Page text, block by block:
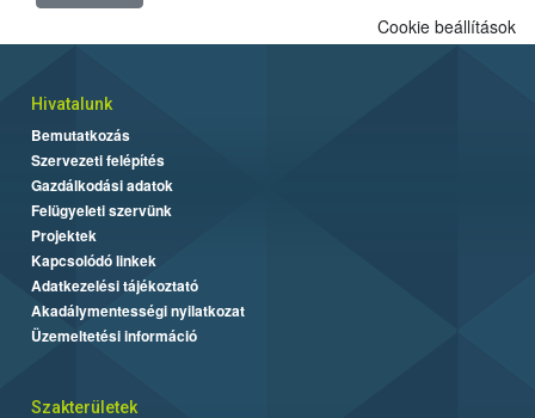
Cookie beállítások
Hivatalunk
Bemutatkozás
Szervezeti felépítés
Gazdálkodási adatok
Felügyeleti szervünk
Projektek
Kapcsolódó linkek
Adatkezelési tájékoztató
Akadálymentességi nyilatkozat
Üzemeltetési információ
Szakterületek